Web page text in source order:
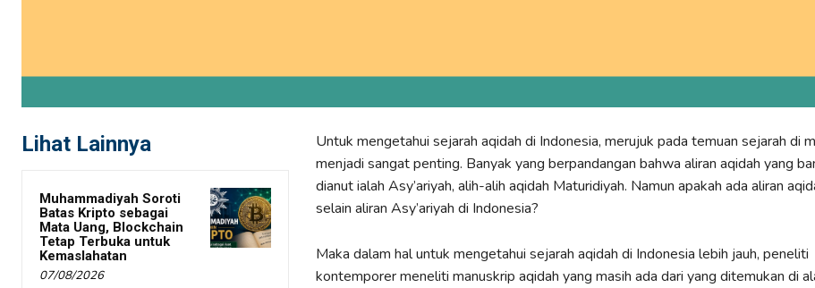
Lihat Lainnya
Muhammadiyah Soroti
Batas Kripto sebagai
Mata Uang, Blockchain
Tetap Terbuka untuk
Kemaslahatan
07/08/2026
Untuk mengetahui sejarah aqidah di Indonesia, merujuk pada temuan sejarah di
menjadi sangat penting. Banyak yang berpandangan bahwa aliran aqidah yang
dianut ialah Asy’ariyah, alih-alih aqidah Maturidiyah. Namun apakah ada aliran
selain aliran Asy’ariyah di Indonesia?
Maka dalam hal untuk mengetahui sejarah aqidah di Indonesia lebih jauh, peneliti
kontemporer meneliti manuskrip aqidah yang masih ada dari yang ditemukan di